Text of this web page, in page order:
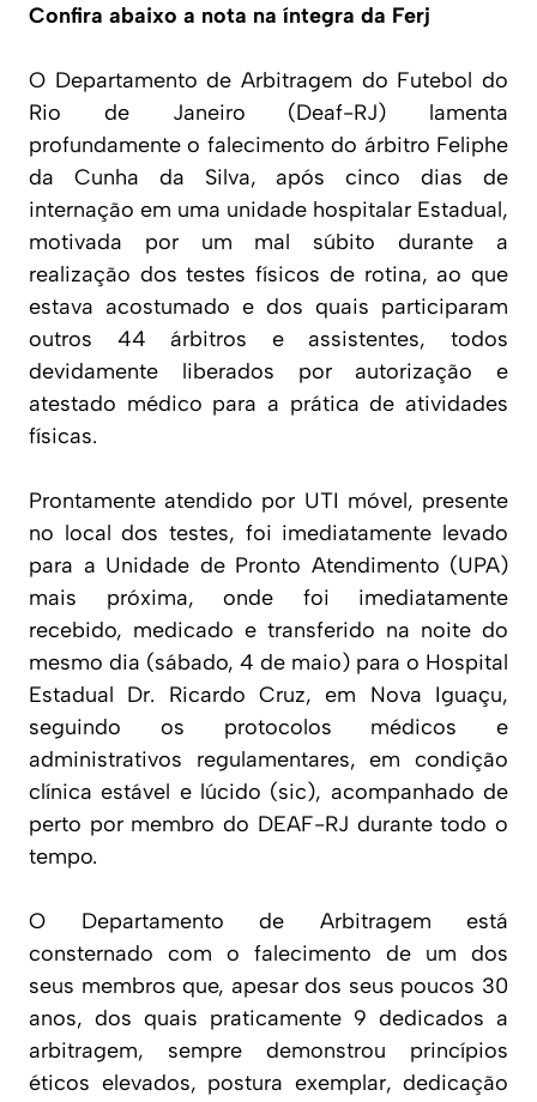
Confira abaixo a nota na íntegra da Ferj
O Departamento de Arbitragem do Futebol do
Rio de Janeiro (Deaf-RJ) lamenta
profundamente o falecimento do árbitro Feliphe
da Cunha da Silva, após cinco dias de
internação em uma unidade hospitalar Estadual,
motivada por um mal súbito durante a
realização dos testes físicos de rotina, ao que
estava acostumado e dos quais participaram
outros 44 árbitros e assistentes, todos
devidamente liberados por autorização e
atestado médico para a prática de atividades
físicas.
Prontamente atendido por UTI móvel, presente
no local dos testes, foi imediatamente levado
para a Unidade de Pronto Atendimento (UPA)
mais próxima, onde foi imediatamente
recebido, medicado e transferido na noite do
mesmo dia (sábado, 4 de maio) para o Hospital
Estadual Dr. Ricardo Cruz, em Nova Iguaçu,
seguindo os protocolos médicos e
administrativos regulamentares, em condição
clínica estável e lúcido (sic), acompanhado de
perto por membro do DEAF-RJ durante todo o
tempo.
O Departamento de Arbitragem está
consternado com o falecimento de um dos
seus membros que, apesar dos seus poucos 30
anos, dos quais praticamente 9 dedicados a
arbitragem, sempre demonstrou princípios
éticos elevados, postura exemplar, dedicação